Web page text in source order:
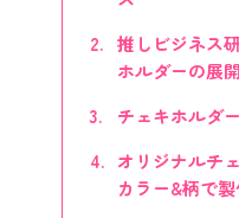
推しビジネス
ホルダーの展開
チェキホルダ
オリジナルチ
カラー&柄で